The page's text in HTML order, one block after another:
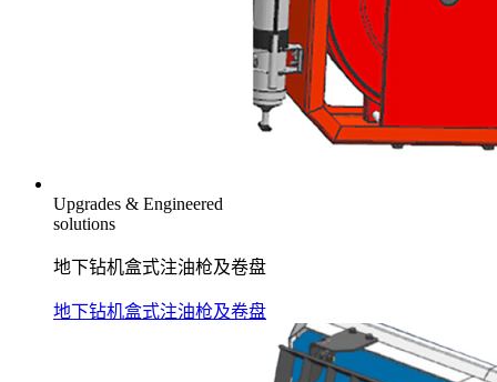
Upgrades & Engineered
solutions
地下钻机盒式注油枪及卷盘
地下钻机盒式注油枪及卷盘